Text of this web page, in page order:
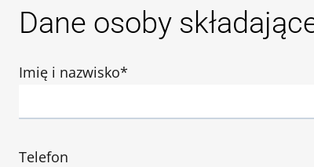
Dane osoby
Imię i nazwisko*
Telefon